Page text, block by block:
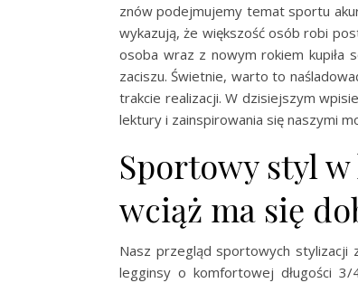
znów podejmujemy temat sportu
wykazują, że większość osób robi
osoba wraz z nowym rokiem kupiła
zaciszu. Świetnie, warto to
trakcie realizacji. W dzisiejszym
lektury i zainspirowania się naszymi
Sportowy styl
wciąż ma się
Nasz przegląd sportowych stylizacji
legginsy o komfortowej długości